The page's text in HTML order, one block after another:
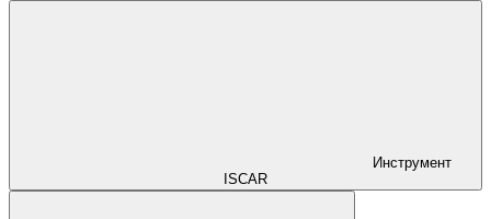
Инструмент
ISCAR